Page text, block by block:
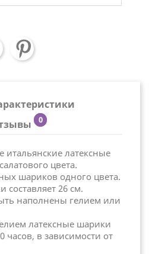
0
итальянские латексные
цвета.
шариков одного цвета.
составляет 26 см.
наполнены гелием или
латексные шарики
часов, в зависимости от